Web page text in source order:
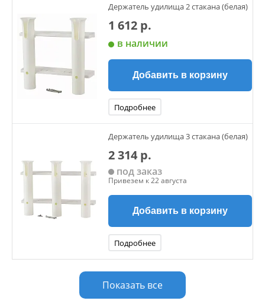
Держатель удилища 2 стакана (белая)
1 612 р.
в наличии
Добавить в корзину
Подробнее
Держатель удилища 3 стакана (белая)
2 314 р.
под заказ
Привезем к 22 августа
Добавить в корзину
Подробнее
Показать все